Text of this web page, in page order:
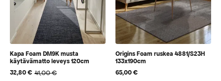
Kapa Foam DM9K musta
käytävämatto leveys 120cm
41,00€
Alkuperäinen
32,80€
Nykyinen
Origins Foam ruskea 4881/S23H
133x190cm
65,00€